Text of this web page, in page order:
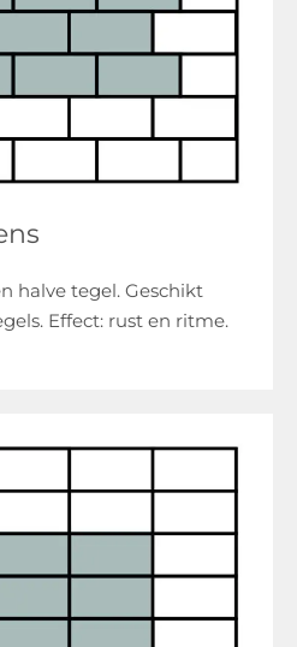
halve tegel. Geschikt
Effect: rust en ritme.